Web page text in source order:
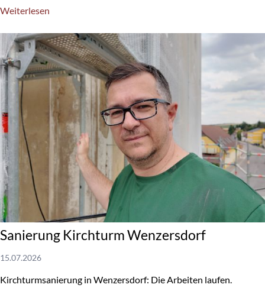
Weiterlesen
Sanierung Kirchturm Wenzersdorf
15.07.2026
Kirchturmsanierung in Wenzersdorf: Die Arbeiten laufen.